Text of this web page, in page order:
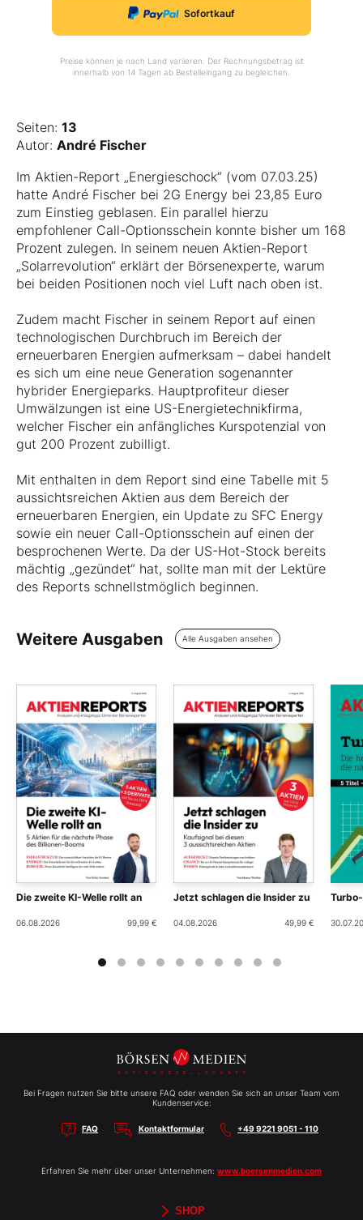
Sofortkauf
Preise können je nach Land variieren. Der Rechnungsbetrag ist
innerhalb von 14 Tagen ab Bestelleingang zu begleichen.
Seiten: 13
Autor: André Fischer
Im Aktien-Report „Energieschock“ (vom 07.03.25)
hatte André Fischer bei 2G Energy bei 23,85 Euro
zum Einstieg geblasen. Ein parallel hierzu
empfohlener Call-Optionsschein konnte bisher um 168
Prozent zulegen. In seinem neuen Aktien-Report
„Solarrevolution“ erklärt der Börsenexperte, warum
bei beiden Positionen noch viel Luft nach oben ist.
Zudem macht Fischer in seinem Report auf einen
technologischen Durchbruch im Bereich der
erneuerbaren Energien aufmerksam – dabei handelt
es sich um eine neue Generation sogenannter
hybrider Energieparks. Hauptprofiteur dieser
Umwälzungen ist eine US-Energietechnikfirma,
welcher Fischer ein anfängliches Kurspotenzial von
gut 200 Prozent zubilligt.
Mit enthalten in dem Report sind eine Tabelle mit 5
aussichtsreichen Aktien aus dem Bereich der
erneuerbaren Energien, ein Update zu SFC Energy
sowie ein neuer Call-Optionsschein auf einen der
besprochenen Werte. Da der US-Hot-Stock bereits
mächtig „gezündet“ hat, sollte man mit der Lektüre
des Reports schnellstmöglich beginnen.
Weitere Ausgaben Alle Ausgaben ansehen
Die zweite KI-Welle rollt an
06.08.2026 99,99 €
Jetzt schlagen die Insider zu
04.08.2026 49,99 €
Bei Fragen nutzen Sie bitte unsere FAQ oder wenden Sie sich an unser Team vom
Kundenservice:
FAQ Kontaktformular +49 9221 9051 - 110
Erfahren Sie mehr über unser Unternehmen: www.boersenmedien.com
SHOP